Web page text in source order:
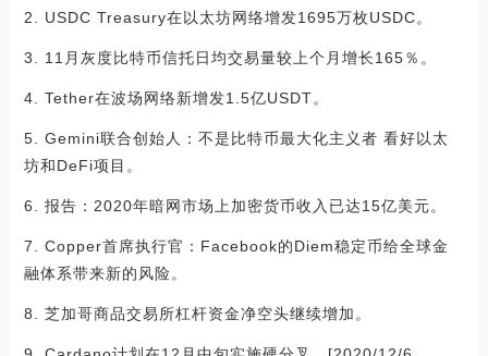
2. USDC Treasury在以太坊网络增发1695万枚USDC。
3. 11月灰度比特币信托日均交易量较上个月增长165％。
4. Tether在波场网络新增发1.5亿USDT。
5. Gemini联合创始人：不是比特币最大化主义者 看好以太
坊和DeFi项目。
6. 报告：2020年暗网市场上加密货币收入已达15亿美元。
7. Copper首席执行官：Facebook的Diem稳定币给全球金
融体系带来新的风险。
8. 芝加哥商品交易所杠杆资金净空头继续增加。